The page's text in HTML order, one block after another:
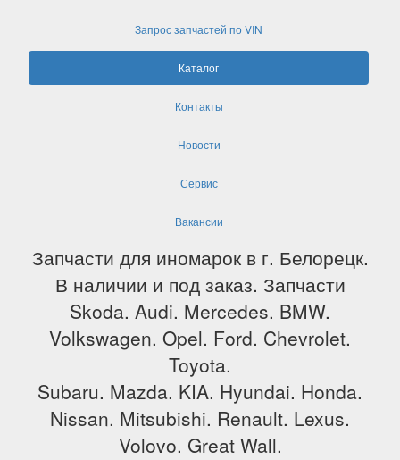
Запрос запчастей по VIN
Каталог
Контакты
Новости
Сервис
Вакансии
Запчасти для иномарок в г. Белорецк.
В наличии и под заказ. Запчасти
Skoda. Audi. Mercedes. BMW.
Volkswagen. Opel. Ford. Chevrolet.
Toyota.
Subaru. Mazda. KIA. Hyundai. Honda.
Nissan. Mitsubishi. Renault. Lexus.
Volovo. Great Wall.